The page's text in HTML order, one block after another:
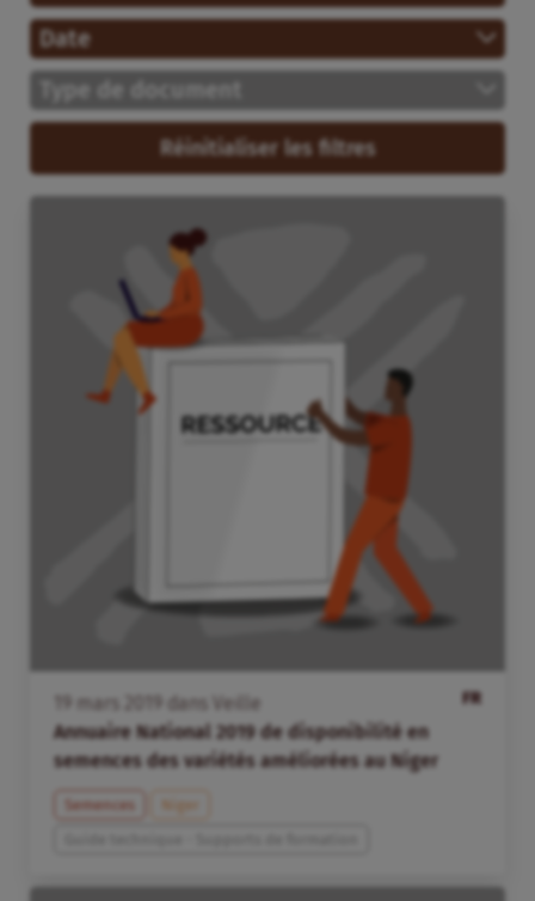
Date
Type de document
Réinitialiser les filtres
FR
mars dans
Veille
Annuaire National 2019 de disponibilité en
semences des variétés améliorées au Niger
Semences
Niger